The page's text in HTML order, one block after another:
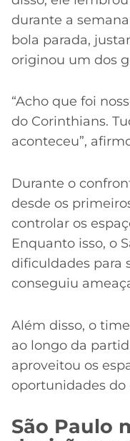
durante a
bola parada,
originou um dos
“Acho que foi
do Corinthians.
aconteceu”,
Durante o
desde os
controlar os
Enquanto isso, o
dificuldades para
conseguiu
Além disso, o
ao longo da
aproveitou os
oportunidades do
São Paulo